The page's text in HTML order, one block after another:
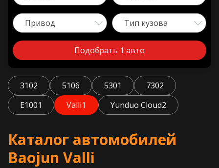
Привод Тип кузова
Подобрать 1 авто
3102 5106 5301 7302
E1001 Valli1 Yunduo Cloud2
Каталог автомобилей
Baojun Valli